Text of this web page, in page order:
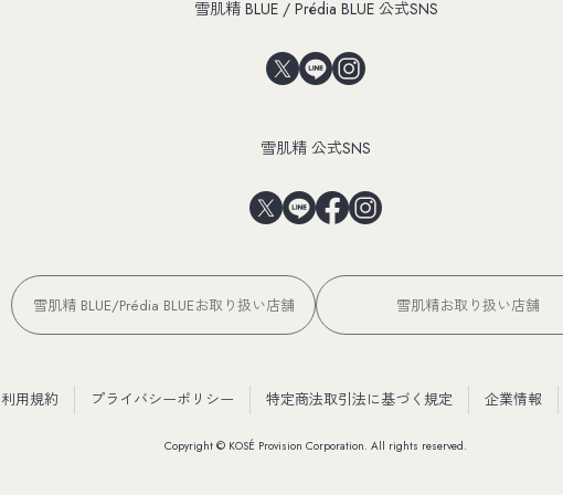
雪肌精 BLUE / Prédia BLUE 公式SNS
雪肌精 公式SNS
雪肌精 BLUE/Prédia BLUEお取り扱い店舗 雪肌精お取り扱い店舗
利用規約 プライバシーポリシー 特定商法取引法に基づく規定 企業情報
Copyright © KOSÉ Provision Corporation. All rights reserved.